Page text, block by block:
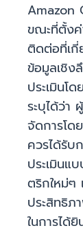
Amazon
ขณะที่ตั้งค่
ติดต่อที่เกี่
ข้อมูลเชิง
ประเมินโ
ระบุได้ว่า
จัดการโด
ควรได้รับ
ประเมินแ
ตริกใหม่ๆ
ประสิทธิภ
ในการได้